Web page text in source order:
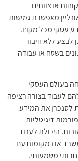
או צוותים
מאפשרת גמישות
עסקי מכל מקום.
לבצע ללא חיבור
בשטח או עבודה
בעולם העסקי
לעבוד בצורה רציפה
לסנכרן את המידע
דיגיטליות
היכולת לעבוד
או במקומות עם
משמעותי.